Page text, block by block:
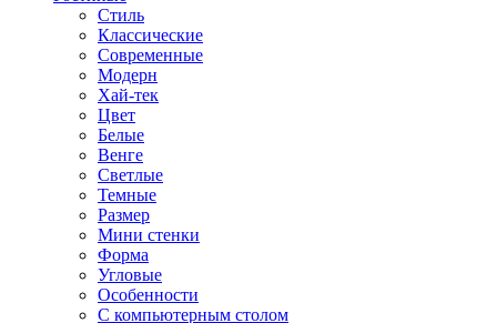
Стиль
Классические
Современные
Модерн
Хай-тек
Цвет
Белые
Венге
Светлые
Темные
Размер
Мини стенки
Форма
Угловые
Особенности
С компьютерным столом